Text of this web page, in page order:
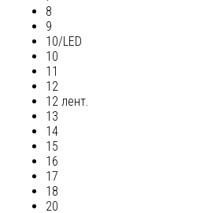
8
9
10/LED
10
11
12
12 лент.
13
14
15
16
17
18
20